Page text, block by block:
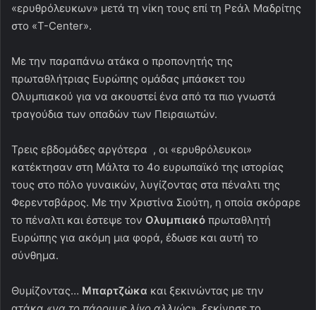
«ερυθρόλευκων» μετά τη νίκη τους επί τη Ρεάλ Μαδρίτης
στο «T-Center».
Με την παραπάνω ατάκα ο προπονητής της
πρωταθλήτριας Ευρώπης ομάδας μπάσκετ του
Ολυμπιακού για να ακουστεί ένα από τα πιο γνωστά
τραγούδια των οπαδών των Πειραιωτών.
Τρεις εβδομάδες αργότερα , οι «ερυθρόλευκοι»
κατέκτησαν στη Μάλτα το 4ο ευρωπαϊκό της ιστορίας
τους στο πόλο γυναικών, λυγίζοντας στα πέναλτι της
Φερεντσβάρος. Με την Χριστίνα Σιούτη, η οποία σκόραρε
το πέναλτι και έστεψε τον Ολυμπιακό πρωταθλητή
Ευρώπης για ακόμη μια φορά, έδωσε και αυτή το
σύνθημα.
Θυμίζοντας… Μπαρτζώκα και ξεκινώντας με την